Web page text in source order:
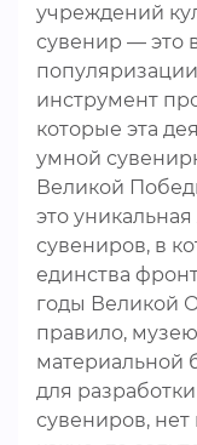
учреждений
сувенир — это
инструмент
которые эта
умной
Великой
это
сувениров, в
единства
годы Великой
правило,
материальной
для
сувениров, нет